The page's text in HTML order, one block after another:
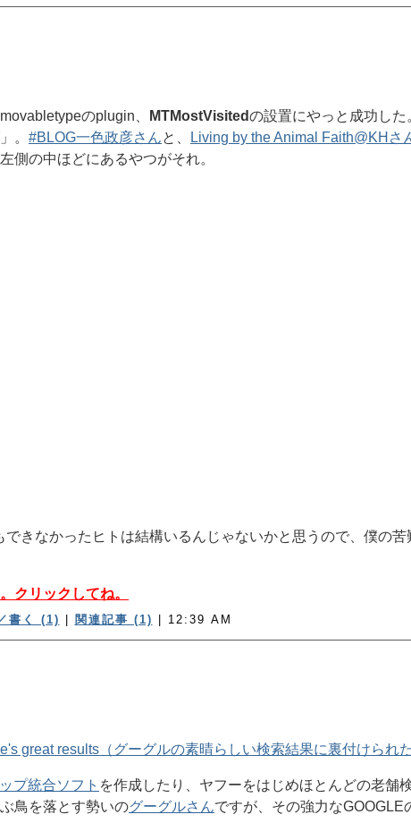
のplugin、 MTMostVisitedの設置にやっと成功した
。 #BLOG一色政彦さんと、 Living by the Animal Faith@KHさ
側の中ほどにあるやつがそれ。
きなかったヒトは結構いるんじゃないかと思うので、僕の
クリックしてね。
書く (1) 関連記事 (1) | 12:39 AM
great results（グーグルの素晴らしい検索結果に裏付けられた
プ統合ソフト を作成したり、ヤフーをはじめほとんどの老舗
鳥を落とす勢いのグーグルさんですが、その強力なGOOGLE